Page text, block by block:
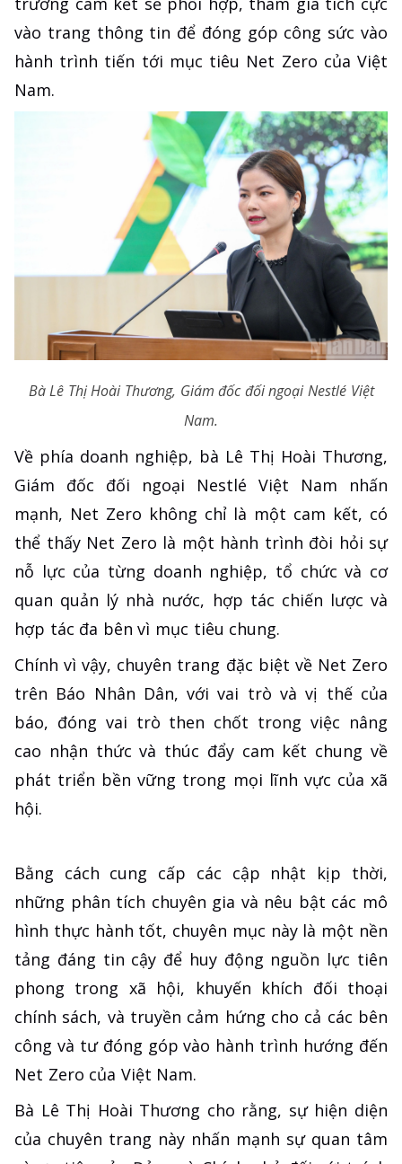
vào trang thông tin để đóng góp công sức vào
hành trình tiến tới mục tiêu Net Zero của Việt
Nam.
Bà Lê Thị Hoài Thương, Giám đốc đối ngoại Nestlé Việt
Nam.
Về phía doanh nghiệp, bà Lê Thị Hoài Thương,
Giám đốc đối ngoại Nestlé Việt Nam nhấn
mạnh, Net Zero không chỉ là một cam kết, có
thể thấy Net Zero là một hành trình đòi hỏi sự
nỗ lực của từng doanh nghiệp, tổ chức và cơ
quan quản lý nhà nước, hợp tác chiến lược và
hợp tác đa bên vì mục tiêu chung.
Chính vì vậy, chuyên trang đặc biệt về Net Zero
trên Báo Nhân Dân, với vai trò và vị thế của
báo, đóng vai trò then chốt trong việc nâng
cao nhận thức và thúc đẩy cam kết chung về
phát triển bền vững trong mọi lĩnh vực của xã
hội.
Bằng cách cung cấp các cập nhật kịp thời,
những phân tích chuyên gia và nêu bật các mô
hình thực hành tốt, chuyên mục này là một nền
tảng đáng tin cậy để huy động nguồn lực tiên
phong trong xã hội, khuyến khích đối thoại
chính sách, và truyền cảm hứng cho cả các bên
công và tư đóng góp vào hành trình hướng đến
Net Zero của Việt Nam.
Bà Lê Thị Hoài Thương cho rằng, sự hiện diện
của chuyên trang này nhấn mạnh sự quan tâm